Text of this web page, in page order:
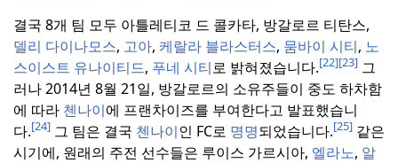
결국 8개 팀 모두 아틀레티코 드 콜카타, 방갈로르 티탄스,
델리 다이나모스, 고아, 케랄라 블라스터스, 뭄바이 시티, 노
스이스트 유나이티드, 푸네 시티로 밝혀졌습니다.[22][23] 그
러나 2014년 8월 21일, 방갈로르의 소유주들이 중도 하차함
에 따라 첸나이에 프랜차이즈를 부여한다고 발표했습니
다.[24] 그 팀은 결국 첸나이인 FC로 명명되었습니다.[25] 같은
시기에, 원래의 주전 선수들은 루이스 가르시아, 엘라노, 알